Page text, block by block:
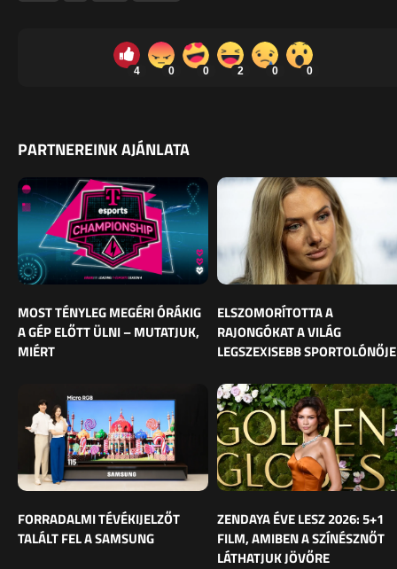
4 0 0 2 0 0
PARTNEREINK AJÁNLATA
MOST TÉNYLEG MEGÉRI ÓRÁKIG
A GÉP ELŐTT ÜLNI – MUTATJUK,
MIÉRT
ELSZOMORÍTOTTA A
RAJONGÓKAT A VILÁG
LEGSZEXISEBB SPORTOLÓNŐJE
FORRADALMI TÉVÉKIJELZŐT
TALÁLT FEL A SAMSUNG
ZENDAYA ÉVE LESZ 2026: 5+1
FILM, AMIBEN A SZÍNÉSZNŐT
LÁTHATJUK JÖVŐRE